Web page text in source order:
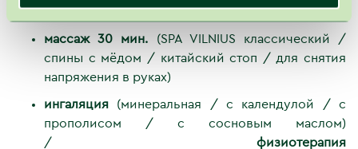
оздоровительных услуг
массаж 30 мин. (SPA VILNIUS классический /
спины с мёдом / китайский стоп / для снятия
напряжения в руках)
ингаляция (минеральная / с календулой / с
прополисом / с сосновым маслом)
/ физиотерапия